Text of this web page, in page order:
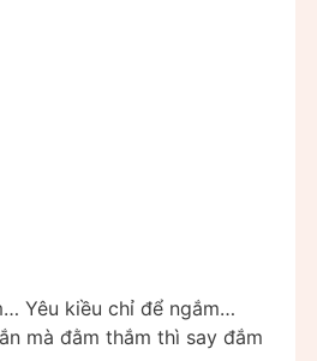
Yêu kiều chỉ để ngắm…
mà đằm thắm thì say đắm